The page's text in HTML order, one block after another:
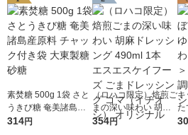
素焚糖 500g 1袋 さと
うきび糖 奄美諸島産
原料 チャック付き袋
314円
（ロハコ限定）焙煎ご
まの深い味わい 胡麻
ドレッシング 490ml 1
354円
キ
た
l 1